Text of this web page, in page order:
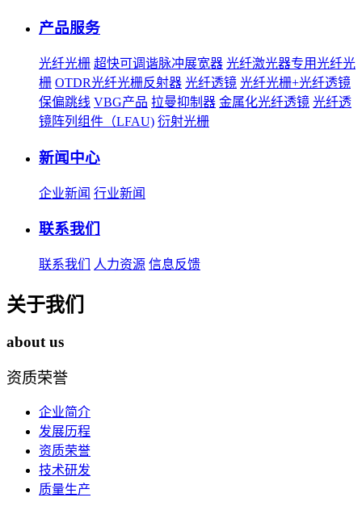
产品服务
光纤光栅 超快可调谐脉冲展宽器 光纤激光器专用光纤光
栅 OTDR光纤光栅反射器 光纤透镜 光纤光栅+光纤透镜
保偏跳线 VBG产品 拉曼抑制器 金属化光纤透镜 光纤透
镜阵列组件（LFAU) 衍射光栅
新闻中心
企业新闻 行业新闻
联系我们
联系我们 人力资源 信息反馈
关于我们
about us
资质荣誉
企业简介
发展历程
资质荣誉
技术研发
质量生产